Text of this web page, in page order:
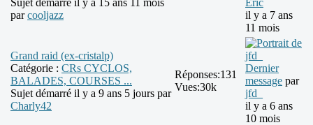
parcooljazz
il y a 7 ans
11 mois
Grand raid (ex-cristalp)
Catégorie : CRs CYCLOS,
BALADES, COURSES ...
Sujet démarré il y a 9 ans 5 jours par
Charly42
Réponses:131
Vues:30k
Dernier
message par
jfd_
il y a 6 ans
10 mois